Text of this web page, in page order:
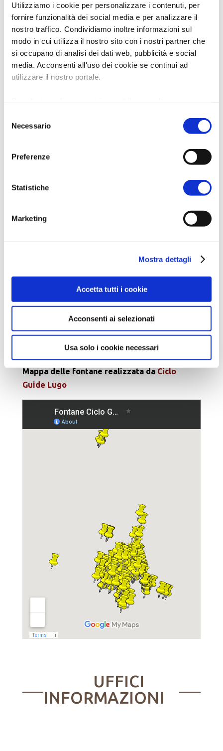
Utilizziamo i cookie per personalizzare i contenuti, per
fornire funzionalità dei social media e per analizzare il
nostro traffico. Condividiamo inoltre informazioni sul
modo in cui utilizza il nostro sito con i nostri partner che
si occupano di analisi dei dati web, pubblicità e social
media. Acconsenti all'uso dei cookie se continui ad
utilizzare il nostro portale.
delNecessario
Preferenze
Statistiche
Marketing
Mostra dettagli
Accetta tutti i cookie
Acconsenti ai selezionati
Usa solo i cookie necessari
rappresenta uno dei migliori esempi di
architettura Liberty a Massa Lombarda, con le
sue linee armoniose e decorazioni eleganti, in
perfetto stile dell’epoca, come si può evincere
dalle decorazioni a rilievo che si possono
ammirare in facciata.
collezione del dottor Carlo Venturini, celebre
Biblioteca Comunale e la Pinacoteca, offrendo ai
visitatori l’opportunità di immergersi in un
storia locale.
all’architettura sociale e scolastica, racconta
fondevano per creare luoghi di aggregazione e
Mappa delle fontane realizzata da Ciclo
Guide Lugo
UFFICI
INFORMAZIONI